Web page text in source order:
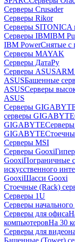
Серверы Crusader
Серверы Rikor
Серверы SITONICA
Серверы IBMIBM
IBM PowerСнятые с
Серверы MAYAK
Серверы ДатаРу
Серверы ASUSARM
ASUSБашенные
ASUSСерверы
ASUS
Серверы
серверы GIGABYTE
GIGABYTE
GIGABYTE
Серверы MSI
Серверы Gooxi
GooxiПограничные
искусственного
GooxiШасси Gooxi
Стоечные (Rack)
Серверы 1U
Серверы начального
Серверы для офиса
компьютеровНа 30
Серверы для
Башенные (Tower)